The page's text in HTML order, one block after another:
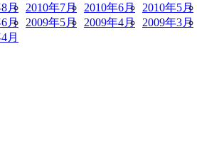
月 2010年7月 2010年6月 2010年5月
月 2009年5月 2009年4月 2009年3月
月